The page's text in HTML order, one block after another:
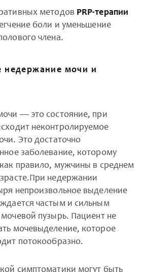
методов PRP-терапии
боли и уменьшение
члена.
недержание мочи и
— это состояние, при
неконтролируемое
Это достаточно
заболевание, которому
правило, мужчины в среднем
недержании
непроизвольное выделение
частым и сильным
пузырь. Пациент не
мочевыделение, которое
потокообразно.
симптоматики могут быть